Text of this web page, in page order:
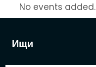
Ищи
No events added.